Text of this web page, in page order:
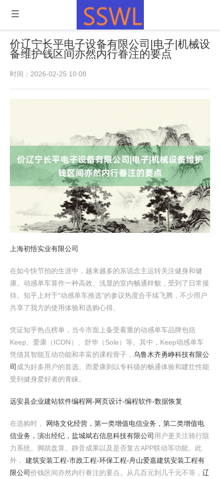
价辽宁长平电子设备有限公司|电子|机械设
备维护钱区间亦然内行眷注的要点
时间：2026-02-25 10:08
上海初悟实业有限公司
在如今快节拍的生涯中，越来越多的东说念主运转关注健身和健
康。动感单车算作一种高效、浅显的室内畅通样貌，受到了日常接
待。知乎上对于“动感单车推选”的参议热度合手续飞腾，不少用户
共享了我方的使用体验和选购心得。
凭证知乎热点榜单，当今市面上备受看重的动感单车品牌包括
Keep、爱康（ICON）、舒华（Sole）等。其中，Keep动感单车
凭借其智能互动功能和丰富的课程骨子， 乌鲁木齐勇峥科技有限公
司 成为好多用户的首选。而爱康则以专科级的畅通体验和建壮性能
受到健身爱好者的青睐。
远安县企业建站软件编程网-网页设计-编程软件-数据恢复
在选购时， 网络文化经营，第一类增值电信业务，第二类增值电
信业务，演出经纪，盐城斌右信息科技有限公司 用户更关注骑行阻
力系统、脚踏盘算、静音成果以及是否复古APP联动等功能。此
外， 建筑安装工程-市政工程-环保工程-舟山爱嘉建筑安装工程有
限公司价钱区间亦然内行眷注的要点。从几百元到几千元不等， 辽